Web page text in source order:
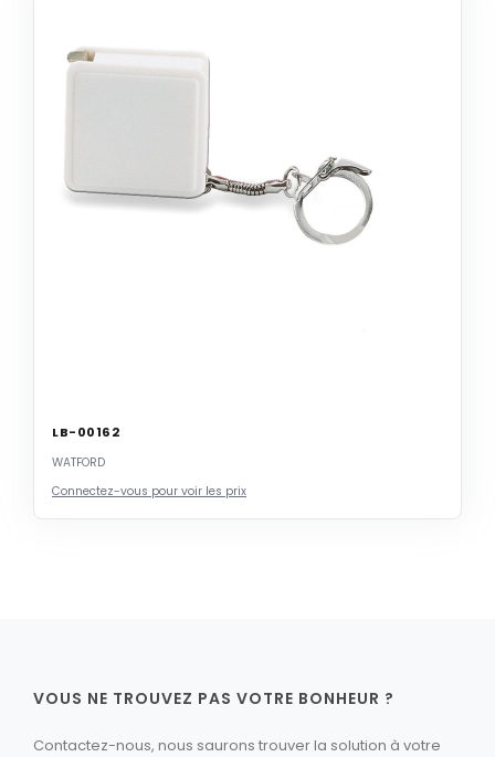
LB-00162
WATFORD
Connectez-vous pour voir les prix
VOUS NE TROUVEZ PAS VOTRE BONHEUR ?
Contactez-nous, nous saurons trouver la solution à votre